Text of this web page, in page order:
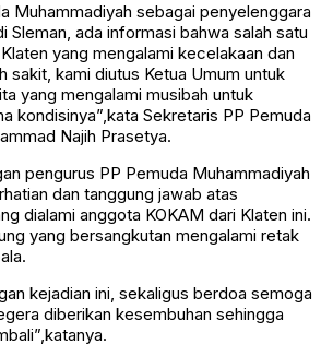
Muhammadiyah sebagai penyelenggara
Sleman, ada informasi bahwa salah satu
yang mengalami kecelakaan dan
sakit, kami diutus Ketua Umum untuk
yang mengalami musibah untuk
kondisinya”,kata Sekretaris PP Pemuda
Najih Prasetya.
pengurus PP Pemuda Muhammadiyah
dan tanggung jawab atas
dialami anggota KOKAM dari Klaten ini.
yang bersangkutan mengalami retak
kejadian ini, sekaligus berdoa semoga
diberikan kesembuhan sehingga